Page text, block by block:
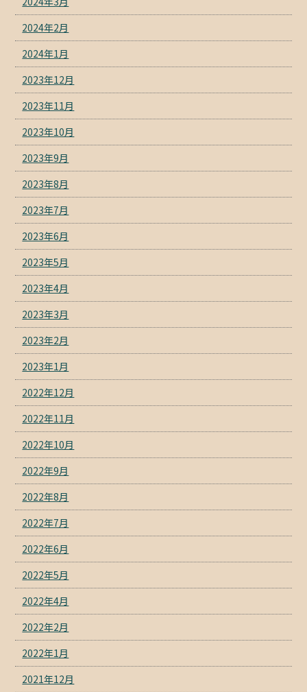
2024年2月
2024年1月
2023年12月
2023年11月
2023年10月
2023年9月
2023年8月
2023年7月
2023年6月
2023年5月
2023年4月
2023年3月
2023年2月
2023年1月
2022年12月
2022年11月
2022年10月
2022年9月
2022年8月
2022年7月
2022年6月
2022年5月
2022年4月
2022年2月
2022年1月
2021年12月